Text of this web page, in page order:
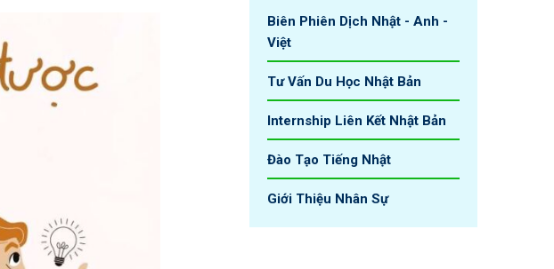
Biên Phiên Dịch Nhật - Anh -
Việt
Tư Vấn Du Học Nhật Bản
Internship Liên Kết Nhật Bản
Đào Tạo Tiếng Nhật
Giới Thiệu Nhân Sự